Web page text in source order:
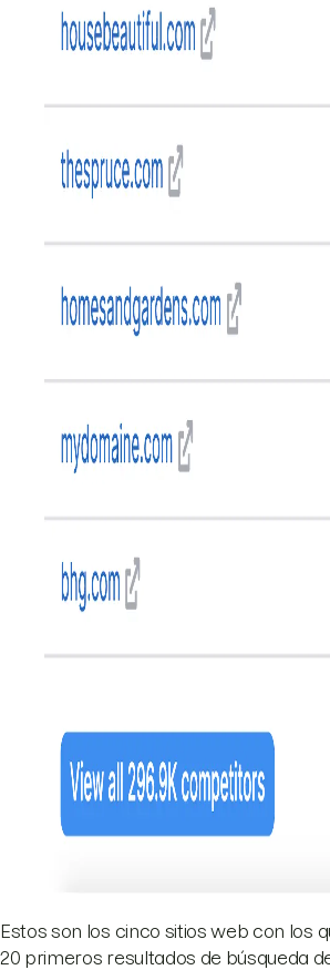
Estos son los cinco sitios web con los
20 primeros resultados de búsqueda